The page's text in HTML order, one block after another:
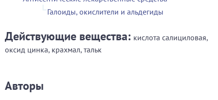
Галоиды, окислители и альдегиды
Действующие вещества: кислота салициловая,
оксид цинка, крахмал, тальк
Авторы